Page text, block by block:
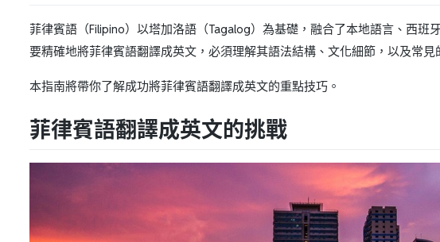
菲律賓語（Filipino）以塔加洛語（Tagalog）為基礎，融合了本地語言、西班
要精確地將菲律賓語翻譯成英文，必須理解其語法結構、文化細節，以及常見
本指南將帶你了解成功將菲律賓語翻譯成英文的重點技巧。
菲律賓語翻譯成英文的挑戰